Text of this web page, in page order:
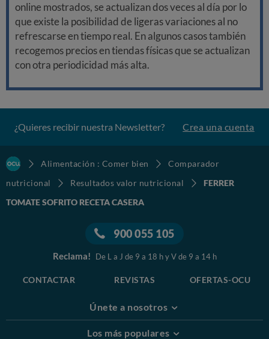
online mostrados, se actualizan dos veces al día por lo
que existe la posibilidad de ligeras variaciones al no
refrescarse en tiempo real. En algunos casos también
recogemos precios en tiendas físicas que se actualizan
con otra periodicidad más alta.
¿Quieres recibir nuestra Newsletter? Crea una cuenta
Alimentación : Comer bien
Comparador
nutricional
Resultados valor nutricional
FERRER
TOMATE SOFRITO RECETA CASERA
900 055 105
Reclama! De L a J de 9 a 18 h y V de 9 a 14 h
CONTACTAR REVISTAS OFERTAS-OCU
Únete a nosotros
Los más populares